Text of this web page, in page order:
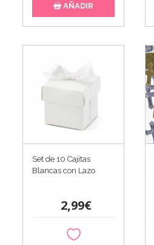
AÑADIR
Set de 10 Cajitas
Blancas con Lazo
2,99€